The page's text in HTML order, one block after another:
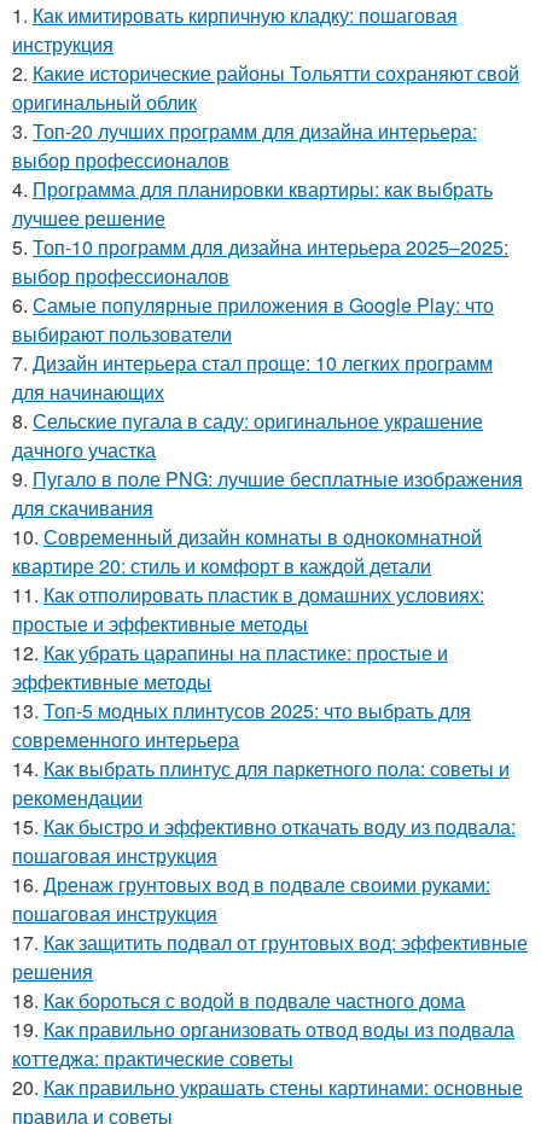
1. Как имитировать кирпичную кладку: пошаговая
инструкция
2. Какие исторические районы Тольятти сохраняют свой
оригинальный облик
3. Топ-20 лучших программ для дизайна интерьера:
выбор профессионалов
4. Программа для планировки квартиры: как выбрать
лучшее решение
5. Топ-10 программ для дизайна интерьера 2025–2025:
выбор профессионалов
6. Самые популярные приложения в Google Play: что
выбирают пользователи
7. Дизайн интерьера стал проще: 10 легких программ
для начинающих
8. Сельские пугала в саду: оригинальное украшение
дачного участка
9. Пугало в поле PNG: лучшие бесплатные изображения
для скачивания
10. Современный дизайн комнаты в однокомнатной
квартире 20: стиль и комфорт в каждой детали
11. Как отполировать пластик в домашних условиях:
простые и эффективные методы
12. Как убрать царапины на пластике: простые и
эффективные методы
13. Топ-5 модных плинтусов 2025: что выбрать для
современного интерьера
14. Как выбрать плинтус для паркетного пола: советы и
рекомендации
15. Как быстро и эффективно откачать воду из подвала:
пошаговая инструкция
16. Дренаж грунтовых вод в подвале своими руками:
пошаговая инструкция
17. Как защитить подвал от грунтовых вод: эффективные
решения
18. Как бороться с водой в подвале частного дома
19. Как правильно организовать отвод воды из подвала
коттеджа: практические советы
20. Как правильно украшать стены картинами: основные
правила и советы